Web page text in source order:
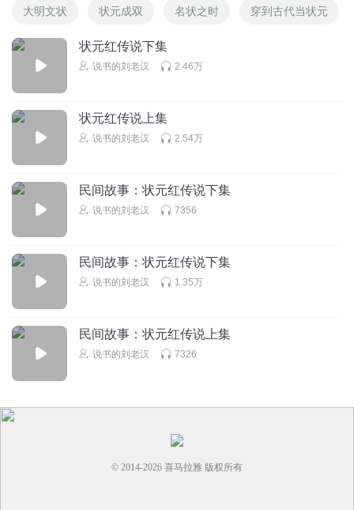
大明文状 状元成双 名状之时 穿到古代当状元
状元红传说下集
说书的刘老汉 2.46万
状元红传说上集
说书的刘老汉 2.54万
民间故事：状元红传说下集
说书的刘老汉 7356
民间故事：状元红传说下集
说书的刘老汉 1.35万
民间故事：状元红传说上集
说书的刘老汉 7326
© 2014-2026 喜马拉雅 版权所有